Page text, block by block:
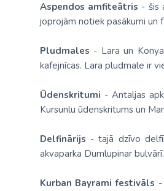
Aspendos amfiteātris - šis
joprojām notiek pasākumi un
Pludmales - Lara un
kafejnīcas. Lara pludmale ir
Ūdenskritumi - Antaljas
Kursunlu ūdenskritums un
Delfinārijs - tajā dzīvo
akvaparka Dumlupinar bulvārī.
Kurban Bayrami festivāls